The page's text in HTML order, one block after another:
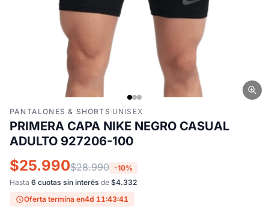
PANTALONES & SHORTS ·UNISEX
PRIMERA CAPA NIKE NEGRO CASUAL
ADULTO 927206-100
$25.990$28.990 -10%
Hasta 6 cuotas sin interés de $4.332
Oferta termina en4d 11:43:40